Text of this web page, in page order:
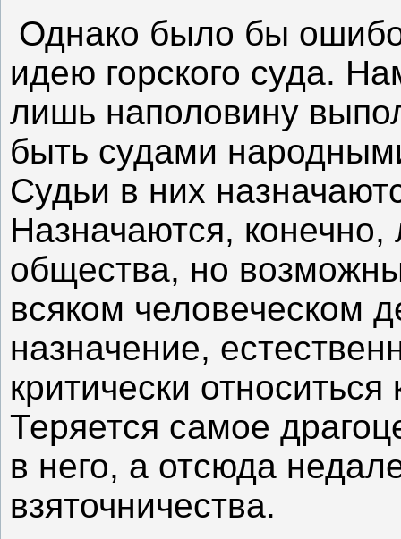
Однако было бы
идею горского суда.
лишь наполовину
быть судами
Судьи в них
Назначаются,
общества, но
всяком человеческом
назначение,
критически
Теряется самое
в него, а отсюда
взяточничества.